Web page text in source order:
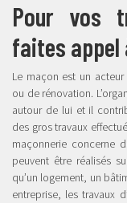
Pour vos
faites appel
Le maçon est un
ou de rénovation.
autour de lui et il
des gros travaux
maçonnerie concerne
peuvent être réalisés
qu’un logement, un
entreprise, les travaux